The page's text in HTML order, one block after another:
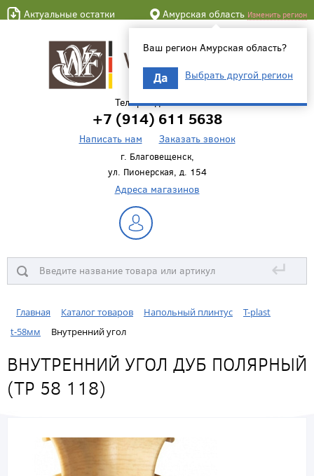
Актуальные остатки Амурская область Изменить регион
Ваш регион Амурская область?
Да Выбрать другой регион
Телефон для связи
+7 (914) 611 5638
Написать нам Заказать звонок
г. Благовещенск,
ул. Пионерская, д. 154
Адреса магазинов
↵
Главная Каталог товаров Напольный плинтус
T-plast
t-58мм
Внутренний угол
ВНУТРЕННИЙ УГОЛ ДУБ ПОЛЯРНЫЙ
(ТР 58 118)